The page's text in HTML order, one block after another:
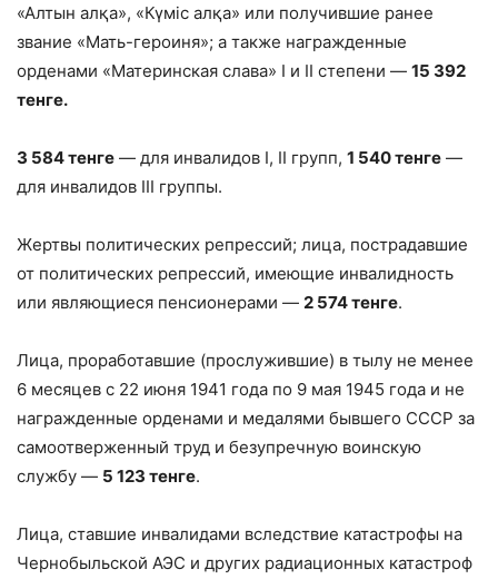
«Алтын алқа», «Күміс алқа» или получившие ранее
звание «Мать-героиня»; а также награжденные
орденами «Материнская слава» I и II степени — 15 392
тенге.
3 584 тенге — для инвалидов I, II групп, 1 540 тенге —
для инвалидов III группы.
Жертвы политических репрессий; лица, пострадавшие
от политических репрессий, имеющие инвалидность
или являющиеся пенсионерами — 2 574 тенге.
Лица, проработавшие (прослужившие) в тылу не менее
6 месяцев с 22 июня 1941 года по 9 мая 1945 года и не
награжденные орденами и медалями бывшего СССР за
самоотверженный труд и безупречную воинскую
службу — 5 123 тенге.
Лица, ставшие инвалидами вследствие катастрофы на
Чернобыльской АЭС и других радиационных катастроф